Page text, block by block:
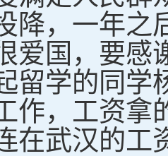
，一年之后
爱国，要感
留学的同学
作，工资拿
在武汉的工